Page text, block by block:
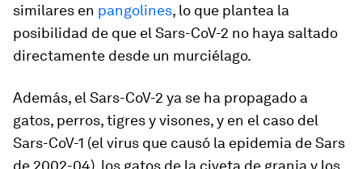
similares en pangolines, lo que plantea la
posibilidad de que el Sars-CoV-2 no haya saltado
directamente desde un murciélago.
Además, el Sars-CoV-2 ya se ha propagado a
gatos, perros, tigres y visones, y en el caso del
Sars-CoV-1 (el virus que causó la epidemia de Sars
de 2002-04), los gatos de la civeta de granja y los